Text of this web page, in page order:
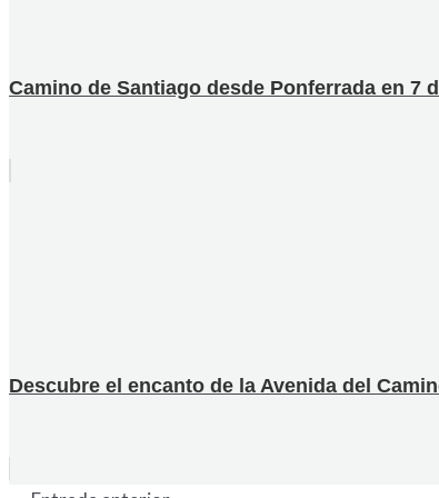
Camino de Santiago desde Ponferrada en 7
Descubre el encanto de la Avenida del